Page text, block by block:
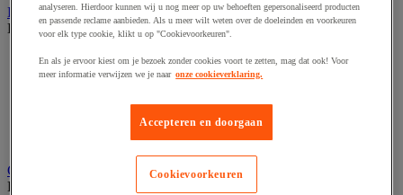
Elektrische toebehoren en verlichting
Bekijk de hele productgroep
Accessoires voor elektrisch schakelpaneel
Batterij, oplader en kabel
Elektrische uitrusting
Verlengsnoer, stekkerdoos en kapelhaspel
Wandcontactdoos en schakelaar
Gereedschap opbergen
Bekijk de hele productgroep
analyseren. Hierdoor kunnen wij u nog meer op uw behoeften gepersonaliseerd producten
en passende reclame aanbieden. Als u meer wilt weten over de doeleinden en voorkeuren
voor elk type cookie, klikt u op "Cookievoorkeuren".
En als je ervoor kiest om je bezoek zonder cookies voort te zetten, mag dat ook! Voor
meer informatie verwijzen we je naar onze cookieverklaring.
Accepteren en doorgaan
Cookievoorkeuren